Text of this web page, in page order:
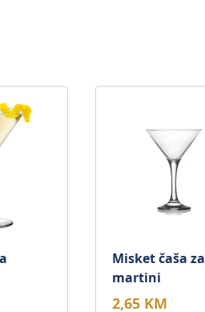
Misket čaša za
martini
2,65 KM